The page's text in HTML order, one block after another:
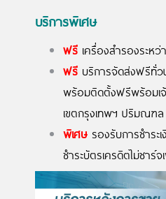
บริการพิเศษ
ฟรี เครื่องสำรองระห
ฟรี บริการจัดส่งฟรีทั่ว
พร้อมติดตั้งฟรีพร้อมเจ้
เขตกรุงเทพฯ ปริมณฑล
พิเศษ รองรับการชำระ
ชำระบัตรเครดิตไม่ชาร์จ